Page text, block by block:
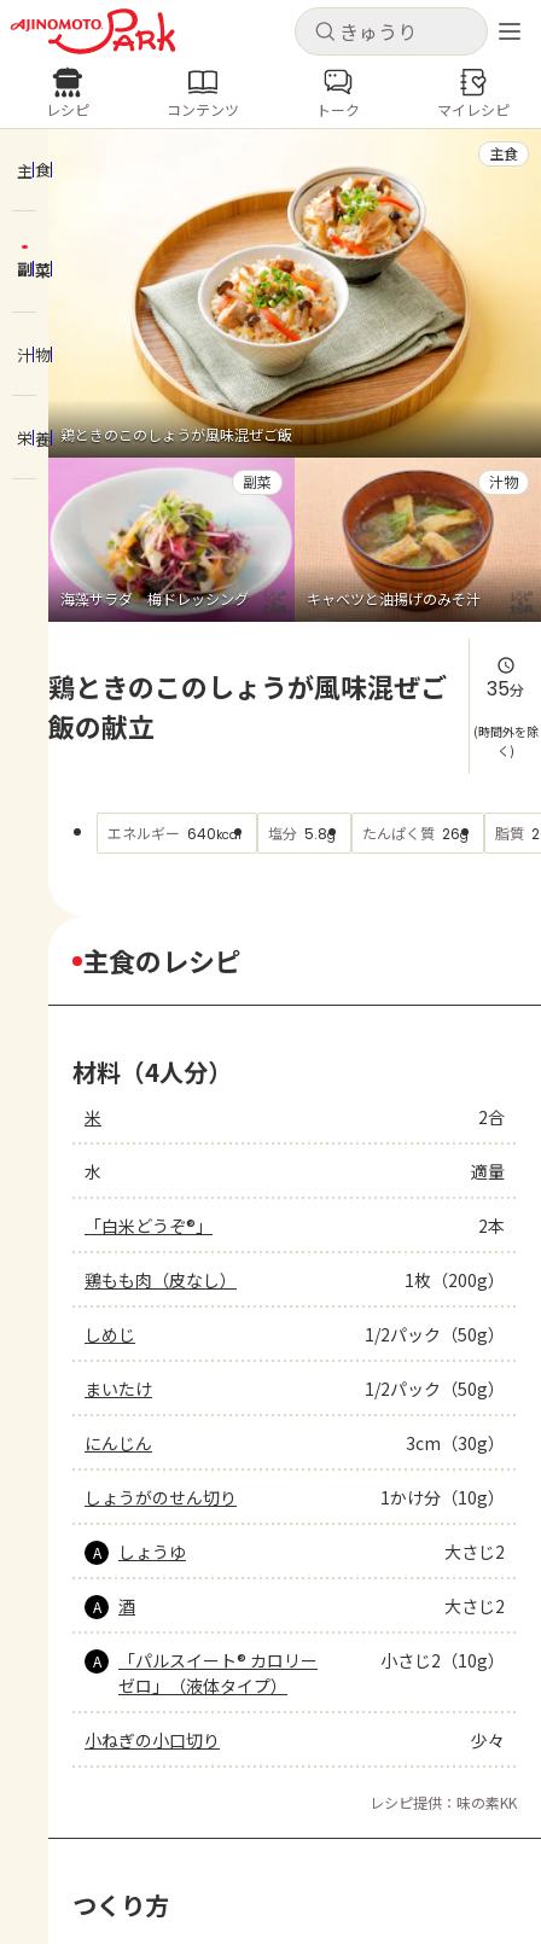
キャンセル
ログインするとレシピを保存できます
新規登録
ホーム
コンテンツ
レシピ
トーク
よくあるお問い合わせ
お買い物
AJINOMOTO PARK とは
キャンセル
レシピ コンテンツ
人気の食材・レシピ
きゅうり なす トマト
とうもろこし
ピーマン
みょうが ゴーヤ
レシピ コンテンツ トーク マイレシピ
主食
副菜
汁物
栄養 鶏ときのこのしょうが風味混ぜご飯
主食
海藻サラダ 梅ドレッシング
副菜
キャベツと油揚げのみそ汁
汁物
鶏ときのこのしょうが風味混ぜご
飯の献立
35分
(時間外を除
く)
エネルギー 640kcal 塩分 5.8g たんぱく質 26g 脂質
主食のレシピ
材料（4人分）
米 2合
水 適量
「白米どうぞ®」 2本
鶏もも肉（皮なし） 1枚（200g）
しめじ 1/2パック（50g）
まいたけ 1/2パック（50g）
にんじん 3cm（30g）
しょうがのせん切り 1かけ分（10g）
A しょうゆ 大さじ2
A 酒 大さじ2
A
「パルスイート® カロリー
ゼロ」（液体タイプ）
小さじ2（10g）
小ねぎの小口切り 少々
レシピ提供：味の素KK
つくり方